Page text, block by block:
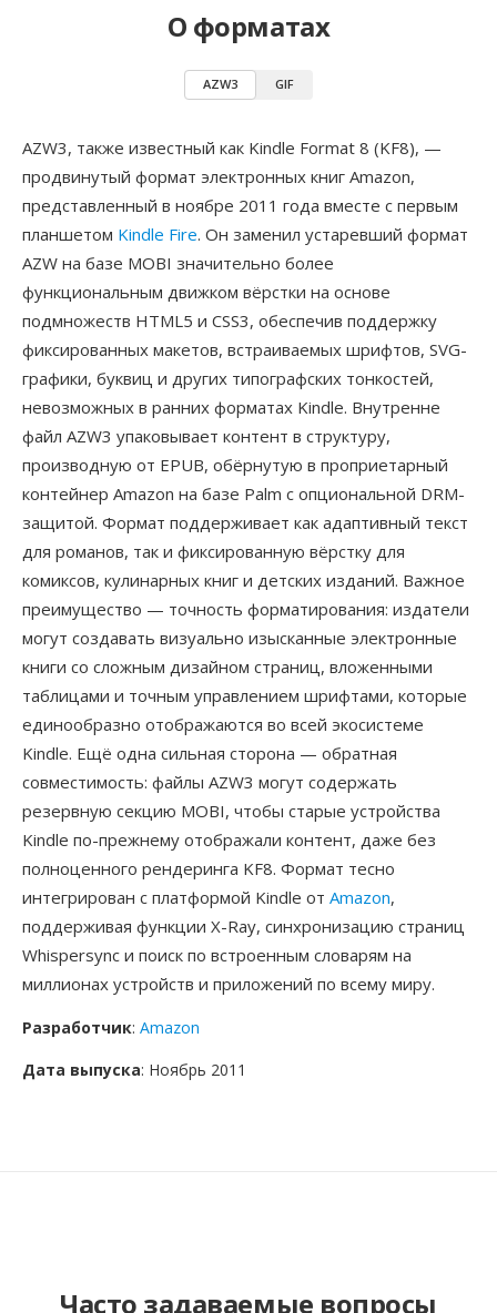
О форматах
AZW3 GIF
AZW3, также известный как Kindle Format 8 (KF8), —
продвинутый формат электронных книг Amazon,
представленный в ноябре 2011 года вместе с первым
планшетом Kindle Fire. Он заменил устаревший формат
AZW на базе MOBI значительно более
функциональным движком вёрстки на основе
подмножеств HTML5 и CSS3, обеспечив поддержку
фиксированных макетов, встраиваемых шрифтов, SVG-
графики, буквиц и других типографских тонкостей,
невозможных в ранних форматах Kindle. Внутренне
файл AZW3 упаковывает контент в структуру,
производную от EPUB, обёрнутую в проприетарный
контейнер Amazon на базе Palm с опциональной DRM-
защитой. Формат поддерживает как адаптивный текст
для романов, так и фиксированную вёрстку для
комиксов, кулинарных книг и детских изданий. Важное
преимущество — точность форматирования: издатели
могут создавать визуально изысканные электронные
книги со сложным дизайном страниц, вложенными
таблицами и точным управлением шрифтами, которые
единообразно отображаются во всей экосистеме
Kindle. Ещё одна сильная сторона — обратная
совместимость: файлы AZW3 могут содержать
резервную секцию MOBI, чтобы старые устройства
Kindle по-прежнему отображали контент, даже без
полноценного рендеринга KF8. Формат тесно
интегрирован с платформой Kindle от Amazon,
поддерживая функции X-Ray, синхронизацию страниц
Whispersync и поиск по встроенным словарям на
миллионах устройств и приложений по всему миру.
Разработчик: Amazon
Дата выпуска: Ноябрь 2011
Часто задаваемые вопросы